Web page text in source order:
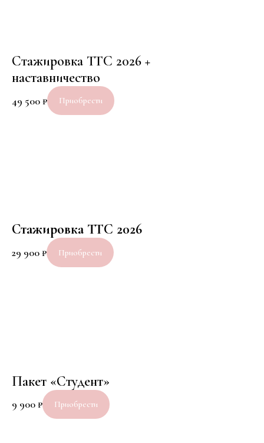
Стажировка TTC 2026 +
наставничество
49 500₽ Приобрести
Стажировка TTC 2026
29 900₽ Приобрести
Пакет «Студент»
9 900₽ Приобрести